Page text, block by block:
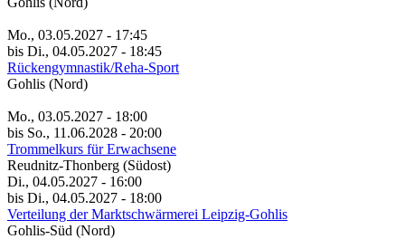
Mo., 03.05.2027 - 17:45
bis Di., 04.05.2027 - 18:45
Rückengymnastik/Reha-Sport
Gohlis (Nord)
Mo., 03.05.2027 - 18:00
bis So., 11.06.2028 - 20:00
Trommelkurs für Erwachsene
Reudnitz-Thonberg (Südost)
Di., 04.05.2027 - 16:00
bis Di., 04.05.2027 - 18:00
Verteilung der Marktschwärmerei Leipzig-Gohlis
Gohlis-Süd (Nord)